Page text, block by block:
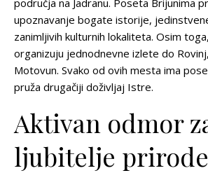
upoznavanje bogate istorije,
zanimljivih kulturnih lokaliteta. Osim
organizuju jednodnevne izlete do
Motovun. Svako od ovih mesta ima
pruža drugačiji doživljaj Istre.
Aktivan odmor
ljubitelje prirode